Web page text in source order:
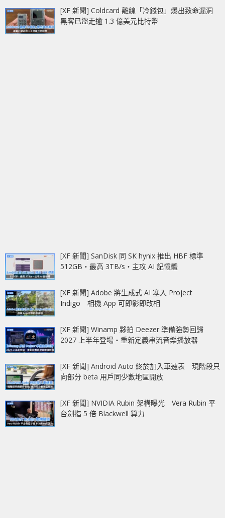
[XF 新聞] Coldcard 離線「冷錢包」爆出致命漏洞
黑客已盜走逾 1.3 億美元比特幣
[XF 新聞] SanDisk 同 SK hynix 推出 HBF 標準
512GB‧最高 3TB/s‧主攻 AI 記憶體
[XF 新聞] Adobe 將生成式 AI 塞入 Project
Indigo 相機 App 可即影即改相
[XF 新聞] Winamp 夥拍 Deezer 準備強勢回歸
2027 上半年登場‧重新定義串流音樂播放器
[XF 新聞] Android Auto 終於加入車速表 現階段只
向部分 beta 用戶同少數地區開放
[XF 新聞] NVIDIA Rubin 架構曝光 Vera Rubin 平
台劍指 5 倍 Blackwell 算力